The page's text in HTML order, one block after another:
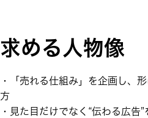
求める人物像
・「売れる仕組み」を企画し、
方
・見た目だけでなく“伝わる広告